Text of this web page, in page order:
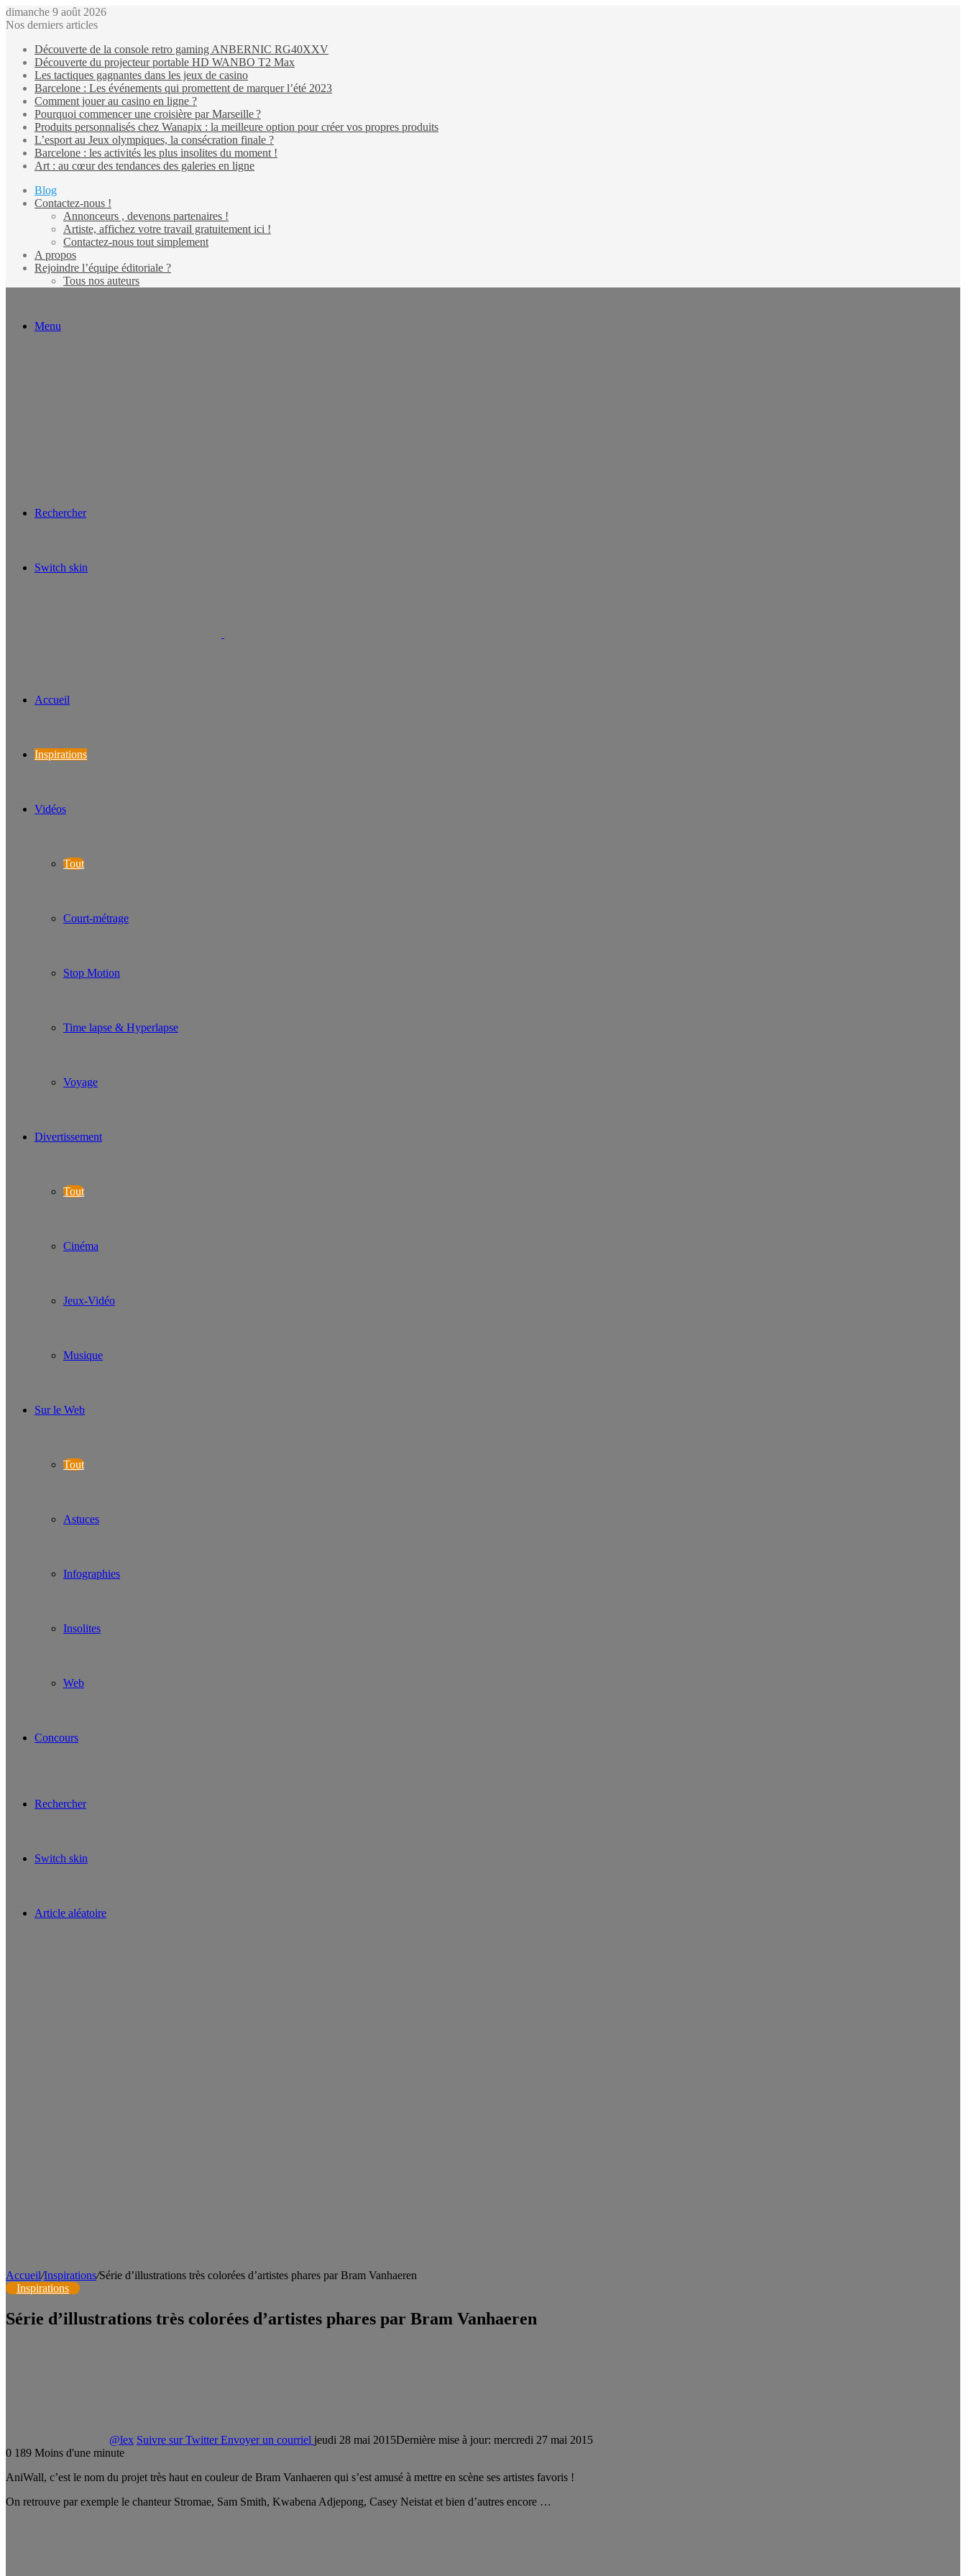
dimanche 9 août 2026
Nos derniers articles
Découverte de la console retro gaming ANBERNIC RG40XXV
Découverte du projecteur portable HD WANBO T2 Max
Les tactiques gagnantes dans les jeux de casino
Barcelone : Les événements qui promettent de marquer l’été 2023
Comment jouer au casino en ligne ?
Pourquoi commencer une croisière par Marseille ?
Produits personnalisés chez Wanapix : la meilleure option pour créer vos propres produits
L’esport au Jeux olympiques, la consécration finale ?
Barcelone : les activités les plus insolites du moment !
Art : au cœur des tendances des galeries en ligne
Blog
Contactez-nous !
Annonceurs , devenons partenaires !
Artiste, affichez votre travail gratuitement ici !
Contactez-nous tout simplement
A propos
Rejoindre l’équipe éditoriale ?
Tous nos auteurs
Menu
Rechercher
Switch skin
Accueil
Inspirations
Vidéos
Tout
Court-métrage
Stop Motion
Time lapse & Hyperlapse
Voyage
Divertissement
Tout
Cinéma
Jeux-Vidéo
Musique
Sur le Web
Tout
Astuces
Infographies
Insolites
Web
Concours
Rechercher
Switch skin
Article aléatoire
Accueil/Inspirations/Série d’illustrations très colorées d’artistes phares par Bram Vanhaeren
Inspirations
Série d’illustrations très colorées d’artistes phares par Bram Vanhaeren
@lex Suivre sur Twitter Envoyer un courriel jeudi 28 mai 2015Dernière mise à jour: mercredi 27 mai 2015
0 189 Moins d'une minute
AniWall, c’est le nom du projet très haut en couleur de Bram Vanhaeren qui s’est amusé à mettre en scène ses artistes favoris !
On retrouve par exemple le chanteur Stromae, Sam Smith, Kwabena Adjepong, Casey Neistat et bien d’autres encore …